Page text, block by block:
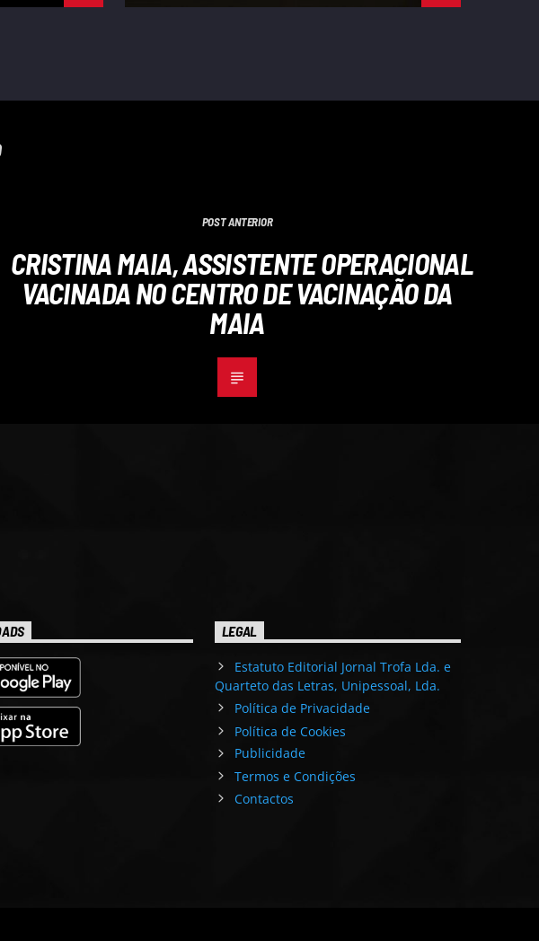
POST ANTERIOR
CRISTINA MAIA, ASSISTENTE OPERACIONAL
VACINADA NO CENTRO DE VACINAÇÃO DA
MAIA
LEGAL
Estatuto Editorial Jornal Trofa Lda. e
Quarteto das Letras, Unipessoal, Lda.
Política de Privacidade
Política de Cookies
Publicidade
Termos e Condições
Contactos